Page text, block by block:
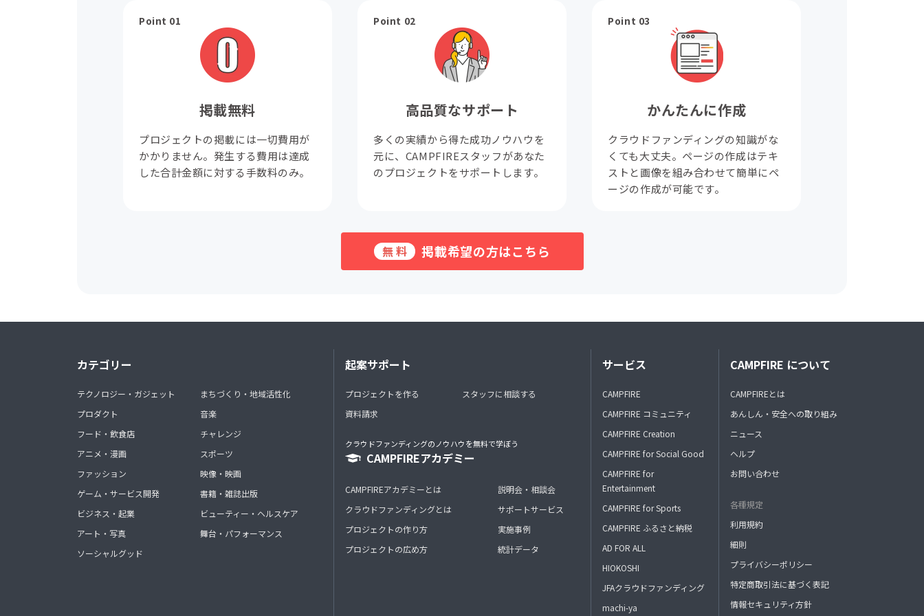
Point 01
掲載無料
プロジェクトの掲載には一切費用が
かかりません。発生する費用は達成
した合計金額に対する手数料のみ。
Point 02
高品質なサポート
多くの実績から得た成功ノウハウを
元に、CAMPFIREスタッフがあなた
のプロジェクトをサポートします。
Point 03
かんたんに作成
クラウドファンディングの知識がな
くても大丈夫。ページの作成はテキ
ストと画像を組み合わせて簡単にペ
ージの作成が可能です。
無料 掲載希望の方はこちら
カテゴリー
テクノロジー・ガジェット
プロダクト
フード・飲食店
アニメ・漫画
ファッション
ゲーム・サービス開発
ビジネス・起業
アート・写真
ソーシャルグッド
まちづくり・地域活性化
音楽
チャレンジ
スポーツ
映像・映画
書籍・雑誌出版
ビューティー・ヘルスケア
舞台・パフォーマンス
起案サポート
プロジェクトを作る
資料請求
スタッフに相談する
クラウドファンディングのノウハウを無料で学ぼう
CAMPFIREアカデミー
CAMPFIREアカデミーとは
クラウドファンディングとは
プロジェクトの作り方
プロジェクトの広め方
説明会・相談会
サポートサービス
実施事例
統計データ
サービス
CAMPFIRE
CAMPFIRE コミュニティ
CAMPFIRE Creation
CAMPFIRE for Social Good
CAMPFIRE for
Entertainment
CAMPFIRE for Sports
CAMPFIRE ふるさと納税
AD FOR ALL
HIOKOSHI
JFAクラウドファンディング
machi-ya
CAMPFIRE について
CAMPFIREとは
あんしん・安全への取り組み
ニュース
ヘルプ
お問い合わせ
各種規定
利用規約
細則
プライバシーポリシー
特定商取引法に基づく表記
情報セキュリティ方針